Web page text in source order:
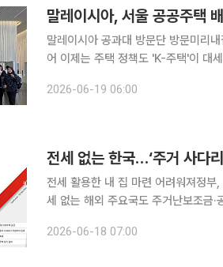
말레이시아, 서울 공공주택
말레이시아 공과대 방문단 방문미리내집,새싹
어 이제는 주택 정책도 'K-주택'이 대
(UTM) 교수와 연구진 등 총 19명의
2026-06-19 06:00
전세 없는 한국…‘주거 사다
전세 활용한 내 집 마련 어려워져정부
세 없는 해외 주요국도 주거난보조금·공공주택으로 부담 완
주하면서 자산을 축적하는 구조를 만
2026-06-18 07:00